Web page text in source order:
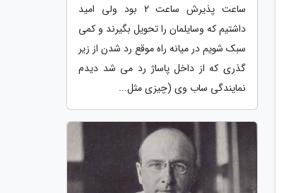
ساعت پذیرش ساعت 2 بود ولی امید
داشتیم که وسایلمان را تحویل بگیرند و کمی
سبک شویم در میانه راه موقع رد شدن از زیر
گذری که از داخل پاساژ رد می شد دیدم
نمایندگی ساب وی (چیزی مثل...